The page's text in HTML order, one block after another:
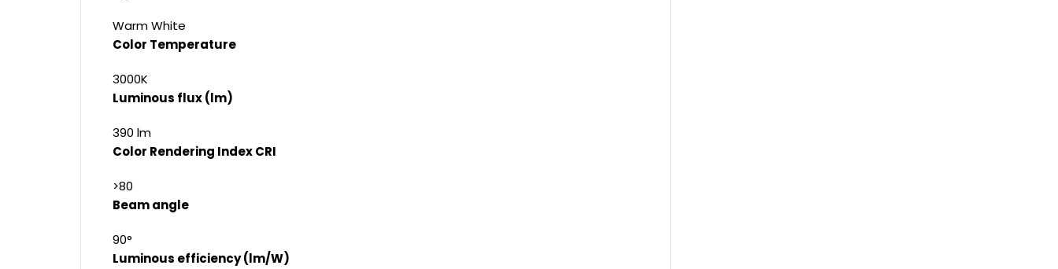
Warm White
Color Temperature
3000K
Luminous flux (lm)
390 lm
Color Rendering Index CRI
>80
Beam angle
90°
Luminous efficiency (lm/W)